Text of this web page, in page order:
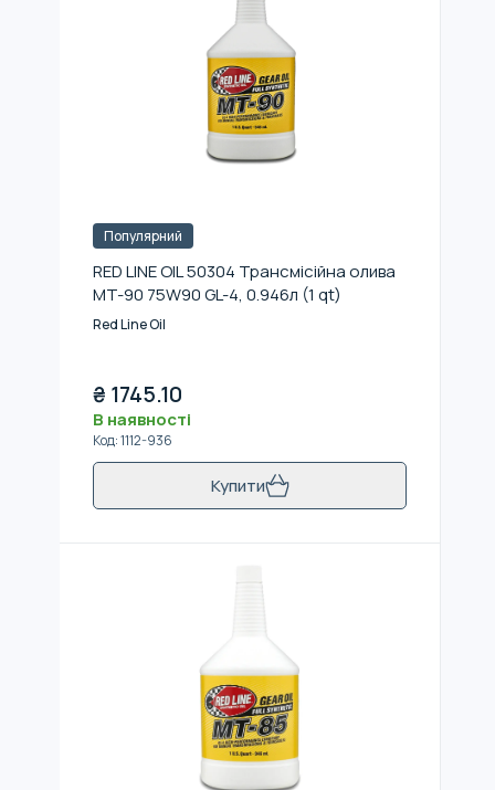
Популярний
RED LINE OIL 50304 Трансмісійна олива
MT-90 75W90 GL-4, 0.946л (1 qt)
Red Line Oil
₴ 1745.10
В наявності
Код:1112-936
Купити